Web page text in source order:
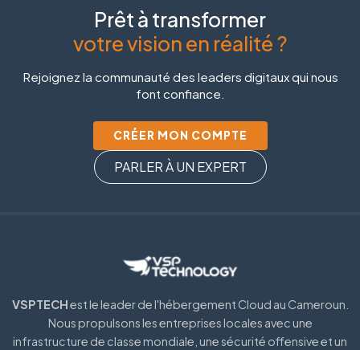
Prêt à transformer
votre vision en réalité ?
Rejoignez la communauté des leaders digitaux qui nous
font confiance.
CRÉER MON COMPTE
PARLER À UN EXPERT
VSPTECHest le leader de l'hébergement Cloud au Cameroun.
Nous propulsons les entreprises locales avec une
infrastructure de classe mondiale, une sécurité offensive et un